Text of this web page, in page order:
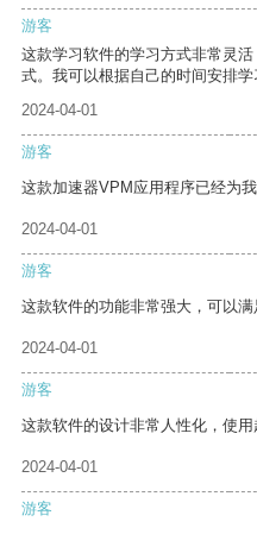
游客
这款学习软件的学习方式非常灵
式。我可以根据自己的时间安排学
2024-04-01
游客
这款加速器VPM应用程序已经为
2024-04-01
游客
这款软件的功能非常强大，可以满
2024-04-01
游客
这款软件的设计非常人性化，使用
2024-04-01
游客